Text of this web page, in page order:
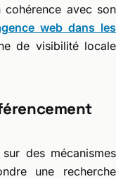
avec son
web dans les
de visibilité locale
des mécanismes
une recherche